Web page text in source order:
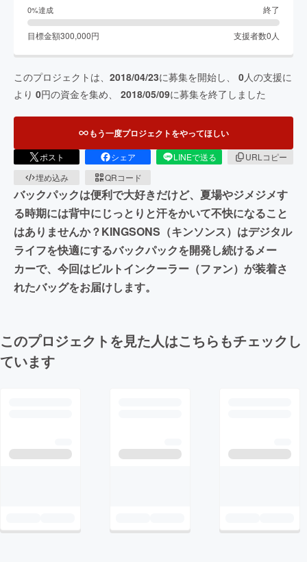
0%達成 終了
目標金額300,000円 支援者数0 人
このプロジェクトは、 2018/04/23に募集を開始し、 0人の支援に
より 0円の資金を集め、 2018/05/09に募集を終了しました
もう一度プロジェクトをやってほしい
ポスト シェア LINEで送る
URLコピー
埋め込み
QRコード
バックパックは便利で大好きだけど、夏場やジメジメす
る時期には背中にじっとりと汗をかいて不快になること
はありませんか？KINGSONS（キンソンス）はデジタル
ライフを快適にするバックパックを開発し続けるメー
カーで、今回はビルトインクーラー（ファン）が装着さ
れたバッグをお届けします。
このプロジェクトを見た人はこちらもチェックし
ています